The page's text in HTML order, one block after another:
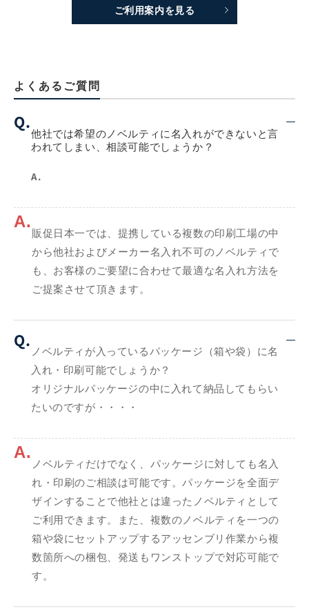
ご利用案内を見る
よくあるご質問
Q.
他社では希望のノベルティに名入れができないと言
われてしまい、相談可能でしょうか？
A.
A.
販促日本一では、提携している複数の印刷工場の中
から他社およびメーカー名入れ不可のノベルティで
も、お客様のご要望に合わせて最適な名入れ方法を
ご提案させて頂きます。
Q.
ノベルティが入っているパッケージ（箱や袋）に名
入れ・印刷可能でしょうか？
オリジナルパッケージの中に入れて納品してもらい
たいのですが・・・・
A.
ノベルティだけでなく、パッケージに対しても名入
れ・印刷のご相談は可能です。パッケージを全面デ
ザインすることで他社とは違ったノベルティとして
ご利用できます。また、複数のノベルティを一つの
箱や袋にセットアップするアッセンブリ作業から複
数箇所への梱包、発送もワンストップで対応可能で
す。